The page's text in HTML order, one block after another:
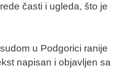
časti i ugleda, što je
u Podgorici ranije
napisan i objavljen sa